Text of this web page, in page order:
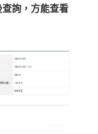
詢，方能查看